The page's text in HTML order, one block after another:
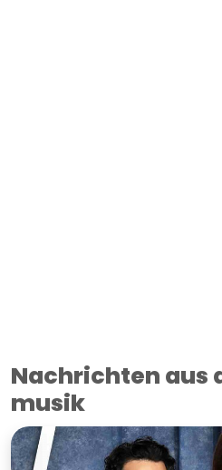
Nachrichten aus
musik